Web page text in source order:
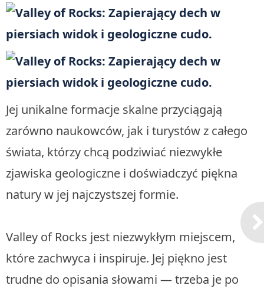
Jej unikalne formacje skalne przyciągają
zarówno naukowców, jak i turystów z całego
świata, którzy chcą podziwiać niezwykłe
zjawiska geologiczne i doświadczyć piękna
natury w jej najczystszej formie.
Valley of Rocks jest niezwykłym miejscem,
które zachwyca i inspiruje. Jej piękno jest
trudne do opisania słowami — trzeba je po